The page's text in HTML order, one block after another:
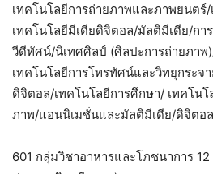
เทคโนโลยีการถ่ายภาพและภาพยนตร์
เทคโนโลยีมีเดียดิจิตอล/มัลติมีเดีย/กา
วีดีทัศน์/นิเทศศิลป์ (ศิลปะการถ่ายภาพ
เทคโนโลยีการโทรทัศน์และวิทยุกระจ
ดิจิตอล/เทคโนโลยีการศึกษา/ เทคโน
ภาพ/แอนนิเมชั่นและมัลติมีเดีย/ดิจิตอ
601 กลุ่มวิชาอาหารและโภชนาการ